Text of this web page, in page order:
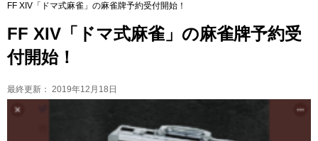
FF XIV「ドマ式麻雀」の麻雀牌予約受付開始！
FF XIV「ドマ式麻雀」の麻雀牌予約受
付開始！
最終更新： 2019年12月18日